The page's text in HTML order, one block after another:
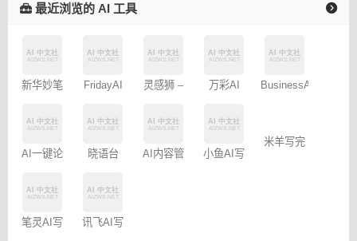
最近浏览的 AI 工具
新华妙笔
FridayAI
灵感狮 –
作
万彩AI BusinessAI
文-
晓语台
AI内容管
小鱼AI写
笔灵AI写
讯飞AI写